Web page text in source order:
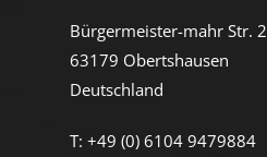
Bürgermeister-mahr Str. 2
63179 Obertshausen
Deutschland
T: +49 (0) 6104 9479884